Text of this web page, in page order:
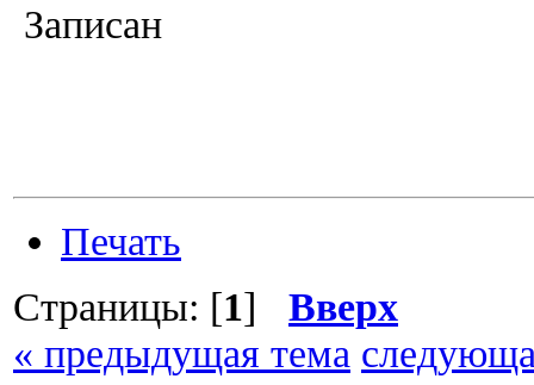
Записан
Печать
Страницы: [1] Вверх
« предыдущая тема